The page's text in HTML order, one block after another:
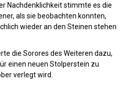
Nachdenklichkeit stimmte es die
als sie beobachten konnten,
wieder an den Steinen stehen
die Sorores des Weiteren dazu,
einen neuen Stolperstein zu
verlegt wird.